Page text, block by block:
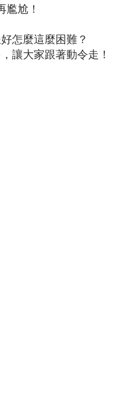
尬！
怎麼這麼困難？
讓大家跟著動令走！